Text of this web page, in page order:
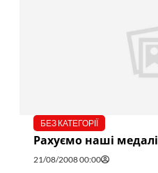
БЕЗ КАТЕГОРІЇ
Рахуємо наші медалі
21/08/2008 00:00